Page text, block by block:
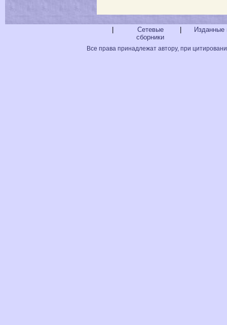
Сетевые
сборники
Изданные
Все права принадлежат автору, при